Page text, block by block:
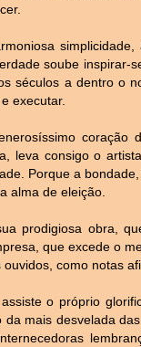
soube inspirar-
séculos a dentro o
executar.
coração
leva consigo o
Porque a
alma de eleição.
prodigiosa obra,
que excede o
como notas
o próprio
mais desvelada